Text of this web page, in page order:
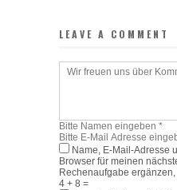
LEAVE A COMMENT
Name, E-Mail-Adresse
Browser für meinen
Rechenaufgabe
4 + 8 =